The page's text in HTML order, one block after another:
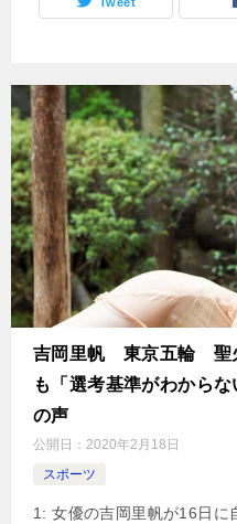
Tweet
吉岡里帆 東京五輪 聖
も「選考基準がわからな
の声
公開日： 2020年2月18日
スポーツ
1: 女優の吉岡里帆が16日に